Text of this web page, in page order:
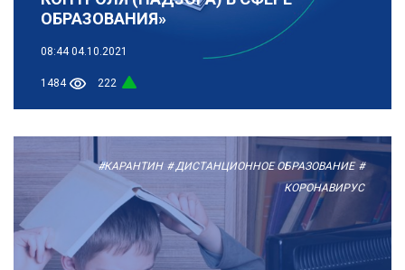
ОБРАЗОВАНИЯ»
08:44 04.10.2021
1484 222
#КАРАНТИН # ДИСТАНЦИОННОЕ ОБРАЗОВАНИЕ #
КОРОНАВИРУС